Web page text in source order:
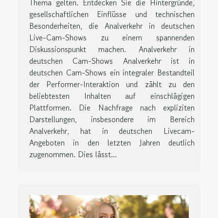
gesellschaftlichen Einflüsse und technischen
Besonderheiten, die Analverkehr in deutschen
Live-Cam-Shows zu einem spannenden
Diskussionspunkt machen. Analverkehr in
deutschen Cam-Shows Analverkehr ist in
deutschen Cam-Shows ein integraler Bestandteil
der Performer-Interaktion und zählt zu den
beliebtesten Inhalten auf einschlägigen
Plattformen. Die Nachfrage nach expliziten
Darstellungen, insbesondere im Bereich
Analverkehr, hat in deutschen Livecam-
Angeboten in den letzten Jahren deutlich
zugenommen. Dies lässt...